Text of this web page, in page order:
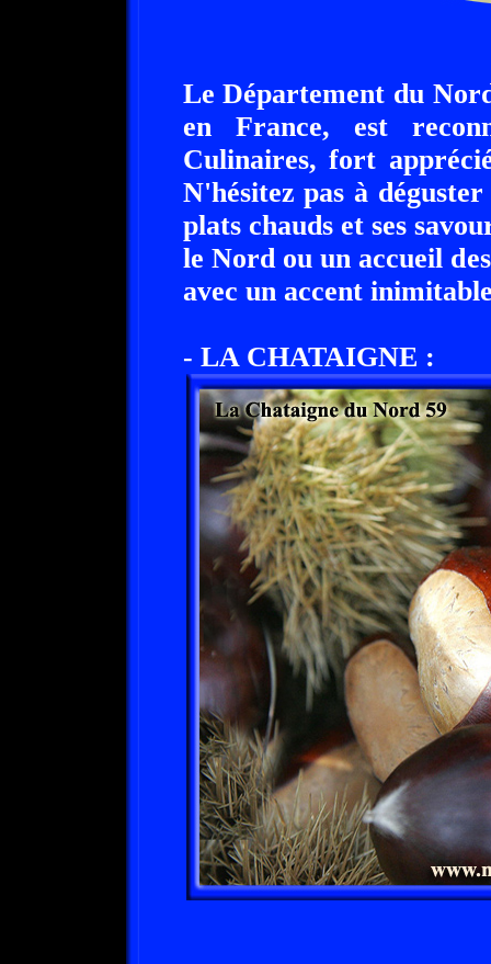
Le Département du
en France, est
Culinaires, fort
N'hésitez pas à
plats chauds et ses
le Nord ou un accueil
avec un accent
- LA CHATAIGNE :